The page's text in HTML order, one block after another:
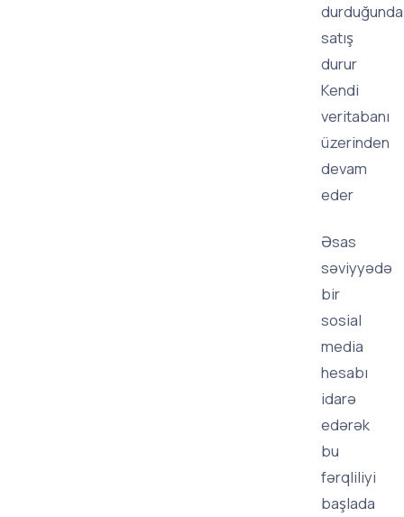
durduğunda
satış
durur
Kendi
veritabanı
üzerinden
devam
eder
Əsas
səviyyədə
bir
sosial
media
hesabı
idarə
edərək
bu
fərqliliyi
başlada